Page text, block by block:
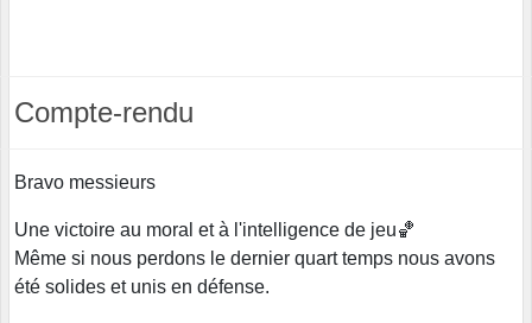
Compte-rendu
Bravo messieurs
Une victoire au moral et à l'intelligence de jeu🏀
Même si nous perdons le dernier quart temps nous avons
été solides et unis en défense.